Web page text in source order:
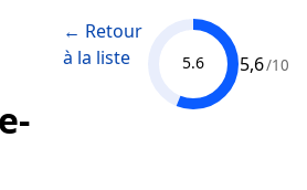
← Retour
à la liste
5.6 5,6/10